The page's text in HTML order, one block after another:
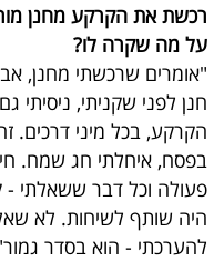
רכשת את הקרקע מחנן
על מה שקרה לו?
"אומרים שרכשתי מחנן,
חנן לפני שקניתי, ניסיתי
הקרקע, בכל מיני דרכים.
בפסח, איחלתי חג שמח.
פעולה וכל דבר ששאלתי -
היה שותף לשיחות. לא
להערכתי - הוא בסדר